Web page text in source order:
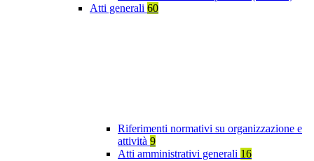
Atti generali 60
Riferimenti normativi su organizzazione e
attività 9
Atti amministrativi generali 16